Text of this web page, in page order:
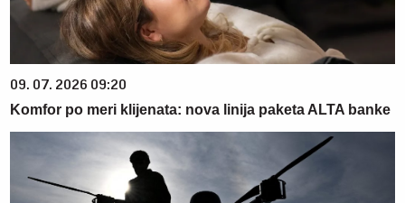
09. 07. 2026 09:20
Komfor po meri klijenata: nova linija paketa ALTA banke